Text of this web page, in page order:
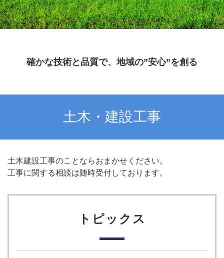
確かな技術と品質で、地域の”安心”を創る
土木・建設工事
土木建設工事のことならおまかせください。
工事に関する相談は随時受付しております。
トピックス